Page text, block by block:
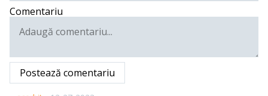
Comentariu
Postează comentariu